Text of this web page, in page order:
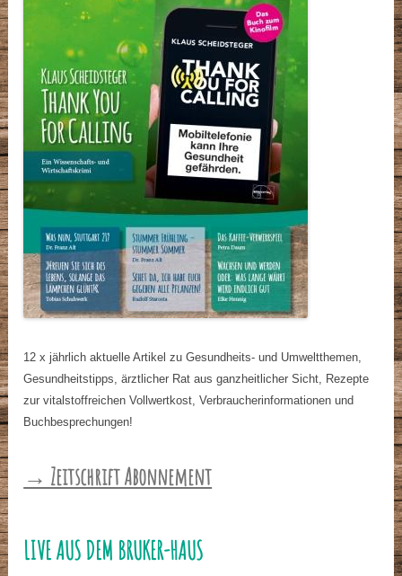
12 x jährlich aktuelle Artikel zu Gesundheits- und Umweltthemen,
Gesundheitstipps, ärztlicher Rat aus ganzheitlicher Sicht, Rezepte
zur vitalstoffreichen Vollwertkost, Verbraucherinformationen und
Buchbesprechungen!
→ Zeitschrift Abonnement
LIVE AUS DEM BRUKER-HAUS